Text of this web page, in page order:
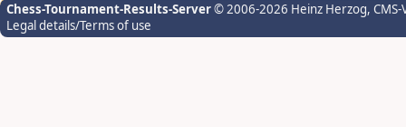
Chess-Tournament-Results-Server© 2006-2026 Heinz Herzog,
Legal details/Terms of use